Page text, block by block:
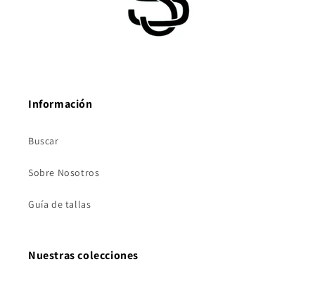
Información
Buscar
Sobre Nosotros
Guía de tallas
Nuestras colecciones